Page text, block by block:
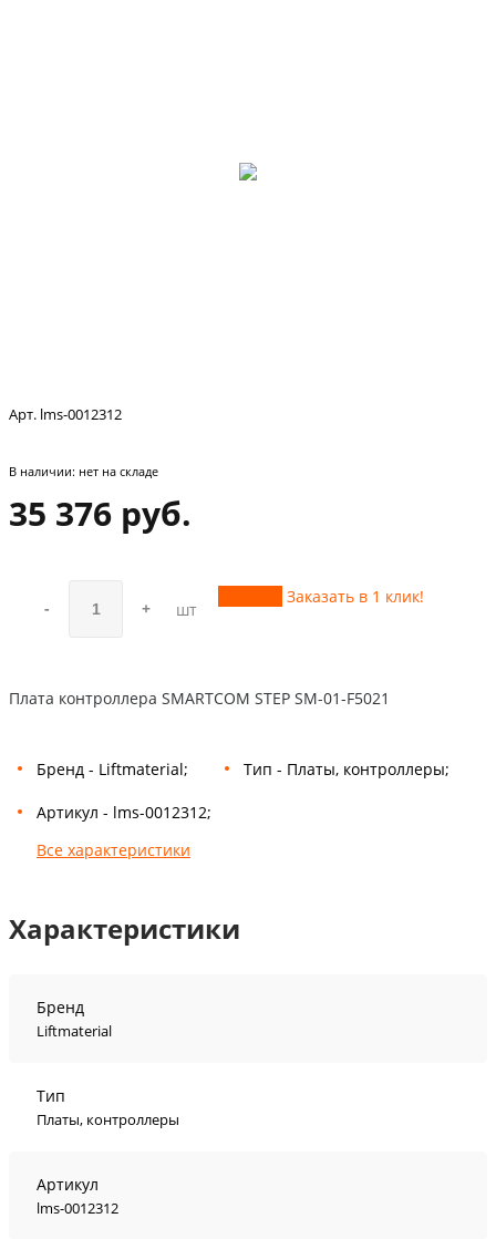
Арт. lms-0012312
В наличии: нет на складе
35 376 руб.
- + шт
Заказать в 1 клик!
Плата контроллера SMARTCOM STEP SM-01-F5021
Бренд - Liftmaterial; Тип - Платы, контроллеры;
Артикул - lms-0012312;
Все характеристики
Характеристики
Бренд
Liftmaterial
Тип
Платы, контроллеры
Артикул
lms-0012312